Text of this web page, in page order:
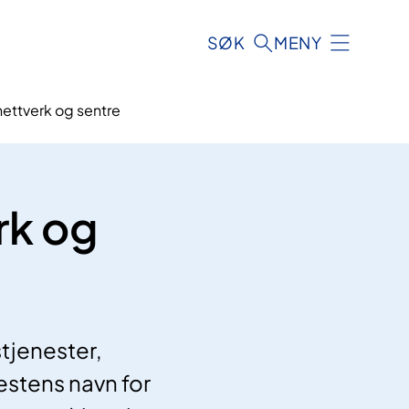
SØK MENY
og sentre
og
navn for